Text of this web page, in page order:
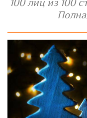
100 лиц из 100